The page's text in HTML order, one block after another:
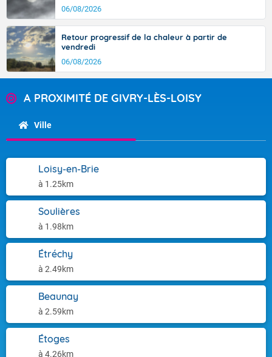
06/08/2026
Retour progressif de la chaleur à partir de
vendredi
06/08/2026
A PROXIMITÉ DE GIVRY-LÈS-LOISY
Ville
Loisy-en-Brie
à 1.25km
Soulières
à 1.98km
Étréchy
à 2.49km
Beaunay
à 2.59km
Étoges
à 4.26km